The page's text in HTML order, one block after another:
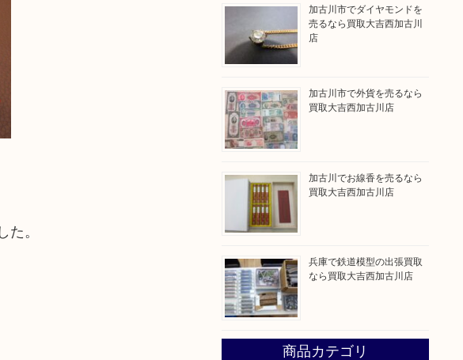
。
加古川市でダイヤモンドを
売るなら買取大吉西加古川
店
加古川市で外貨を売るなら
買取大吉西加古川店
加古川でお線香を売るなら
買取大吉西加古川店
兵庫で鉄道模型の出張買取
なら買取大吉西加古川店
商品カテゴリ